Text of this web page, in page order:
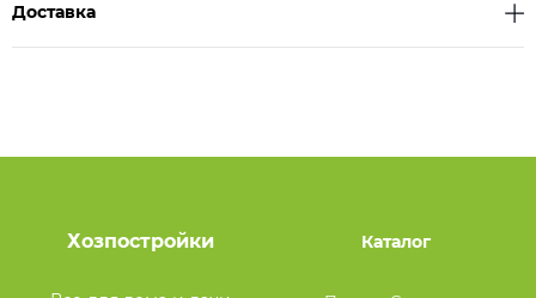
Доставка
Хозпостройки Каталог